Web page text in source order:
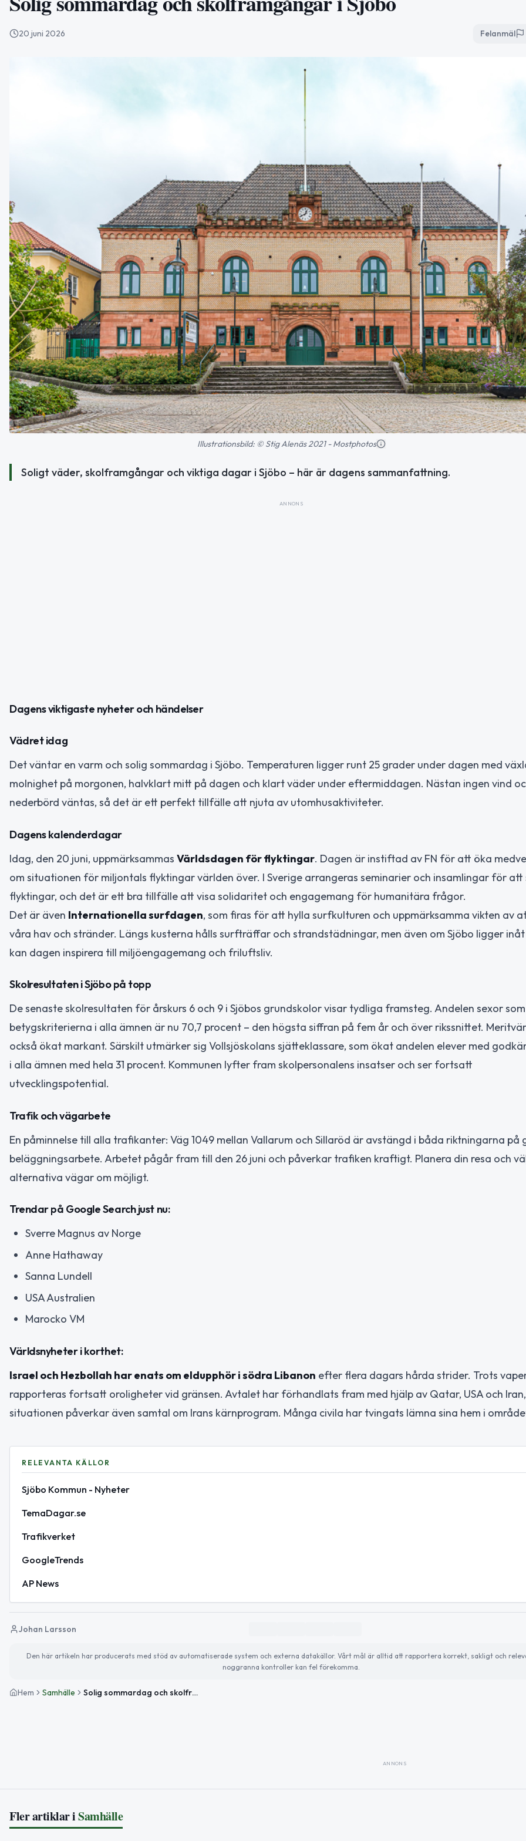
20 juni 2026 Felanmäl
Illustrationsbild: © Stig Alenäs 2021 - Mostphotos
Soligt väder, skolframgångar och viktiga dagar i Sjöbo – här är dagens sammanfattning.
ANNONS
Dagens viktigaste nyheter och händelser
Vädret idag
Det väntar en varm och solig sommardag i Sjöbo. Temperaturen ligger runt 25 grader under dagen med
molnighet på morgonen, halvklart mitt på dagen och klart väder under eftermiddagen. Nästan ingen vind
nederbörd väntas, så det är ett perfekt tillfälle att njuta av utomhusaktiviteter.
Dagens kalenderdagar
Idag, den 20 juni, uppmärksammas Världsdagen för flyktingar. Dagen är instiftad av FN för att öka
om situationen för miljontals flyktingar världen över. I Sverige arrangeras seminarier och insamlingar för
flyktingar, och det är ett bra tillfälle att visa solidaritet och engagemang för humanitära frågor.
Det är även Internationella surfdagen, som firas för att hylla surfkulturen och uppmärksamma vikten av
våra hav och stränder. Längs kusterna hålls surfträffar och strandstädningar, men även om Sjöbo ligger
kan dagen inspirera till miljöengagemang och friluftsliv.
Skolresultaten i Sjöbo på topp
De senaste skolresultaten för årskurs 6 och 9 i Sjöbos grundskolor visar tydliga framsteg. Andelen sexor
betygskriterierna i alla ämnen är nu 70,7 procent – den högsta siffran på fem år och över rikssnittet.
också ökat markant. Särskilt utmärker sig Vollsjöskolans sjätteklassare, som ökat andelen elever med
i alla ämnen med hela 31 procent. Kommunen lyfter fram skolpersonalens insatser och ser fortsatt
utvecklingspotential.
Trafik och vägarbete
En påminnelse till alla trafikanter: Väg 1049 mellan Vallarum och Sillaröd är avstängd i båda riktningarna på
beläggningsarbete. Arbetet pågår fram till den 26 juni och påverkar trafiken kraftigt. Planera din resa och
alternativa vägar om möjligt.
Trendar på Google Search just nu:
Sverre Magnus av Norge
Anne Hathaway
Sanna Lundell
USA Australien
Marocko VM
Världsnyheter i korthet:
Israel och Hezbollah har enats om eldupphör i södra Libanon efter flera dagars hårda strider. Trots
rapporteras fortsatt oroligheter vid gränsen. Avtalet har förhandlats fram med hjälp av Qatar, USA och
situationen påverkar även samtal om Irans kärnprogram. Många civila har tvingats lämna sina hem i
RELEVANTA KÄLLOR
Sjöbo Kommun - Nyheter
TemaDagar.se
Trafikverket
GoogleTrends
AP News
Johan Larsson
Den här artikeln har producerats med stöd av automatiserade system och externa datakällor. Vårt mål är alltid att rapportera korrekt, sakligt och
noggranna kontroller kan fel förekomma.
Hem Samhälle Solig sommardag och skolframgångar i Sjöbo
ANNONS
Fler artiklar iSamhälle